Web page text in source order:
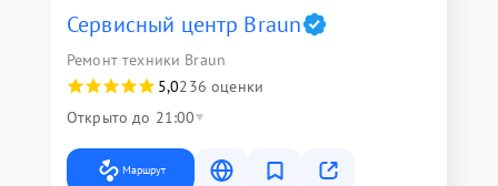
Сервисный центр Braun
Ремонт техники Braun
5,0236 оценки
Открыто до 21:00
Маршрут